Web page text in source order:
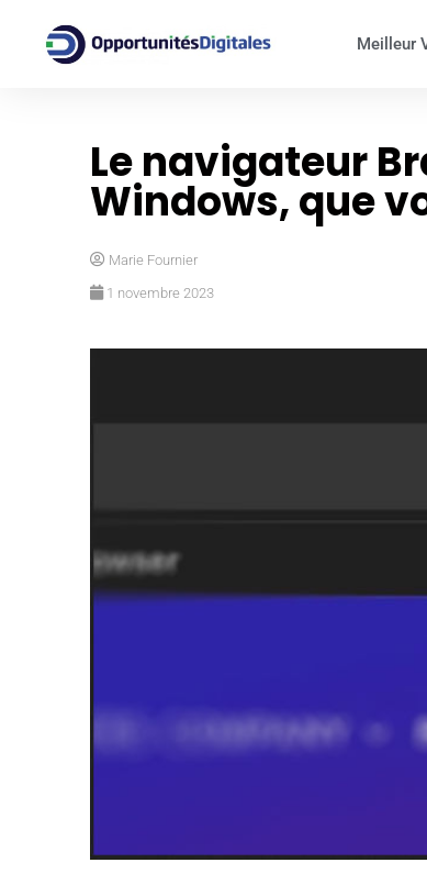
Meilleur
Le navigateur
Windows, que
Marie Fournier
1 novembre 2023